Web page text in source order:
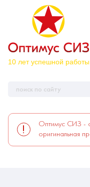
Оптимус СИЗ -
оригинальная